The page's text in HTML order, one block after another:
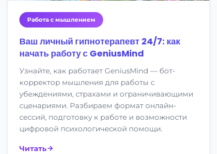
Работа с мышлением
Ваш личный гипнотерапевт 24/7: как
начать работу с GeniusMind
Узнайте, как работает GeniusMind — бот-
корректор мышления для работы с
убеждениями, страхами и ограничивающими
сценариями. Разбираем формат онлайн-
сессий, подготовку к работе и возможности
цифровой психологической помощи.
Читать